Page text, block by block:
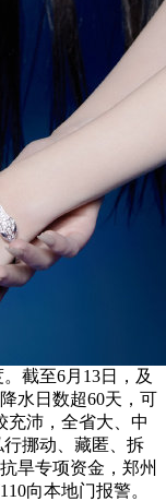
截至6月13日，及
水日数超60天，可
充沛，全省大、中
挪动、藏匿、拆
旱专项资金，郑州
向本地门报警。